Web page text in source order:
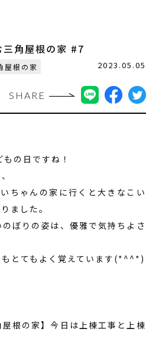
角屋根の家 #7
屋根の家 2023.05.05
SHARE
の日ですね！
ちゃんの家に行くと大きなこい
ました。
ぼりの姿は、優雅で気持ちよさ
とてもよく覚えています(*^^*)
根の家】今日は上棟工事と上棟